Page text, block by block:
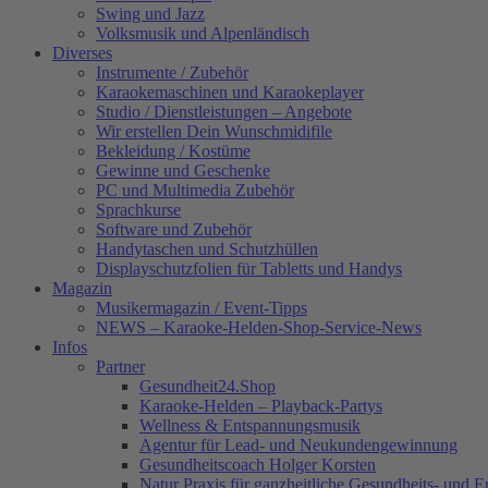
Swing und Jazz
Volksmusik und Alpenländisch
Diverses
Instrumente / Zubehör
Karaokemaschinen und Karaokeplayer
Studio / Dienstleistungen – Angebote
Wir erstellen Dein Wunschmidifile
Bekleidung / Kostüme
Gewinne und Geschenke
PC und Multimedia Zubehör
Sprachkurse
Software und Zubehör
Handytaschen und Schutzhüllen
Displayschutzfolien für Tabletts und Handys
Magazin
Musikermagazin / Event-Tipps
NEWS – Karaoke-Helden-Shop-Service-News
Infos
Partner
Gesundheit24.Shop
Karaoke-Helden – Playback-Partys
Wellness & Entspannungsmusik
Agentur für Lead- und Neukundengewinnung
Gesundheitscoach Holger Korsten
Natur Praxis für ganzheitliche Gesundheits- und